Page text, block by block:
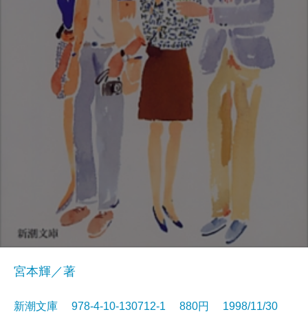
宮本輝／著
新潮文庫 978-4-10-130712-1 880円 1998/11/30